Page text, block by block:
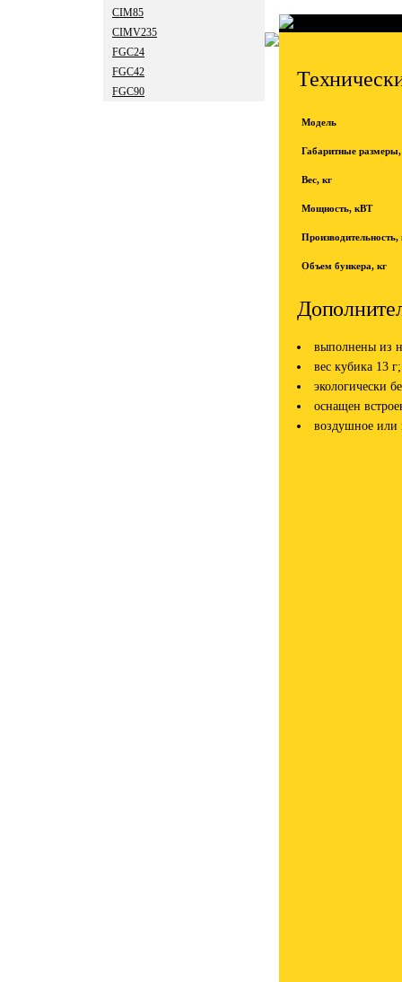
CIM85
CIMV235
FGC24
FGC42
FGC90
Модель
Габаритные
Вес, кг
Мощность, кВТ
Производительность,
Объем бункера, кг
выполнены из
вес кубика 13 г;
экологически
оснащен
воздушное или